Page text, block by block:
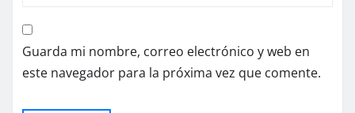
Guarda mi nombre, correo electrónico y web en
este navegador para la próxima vez que comente.